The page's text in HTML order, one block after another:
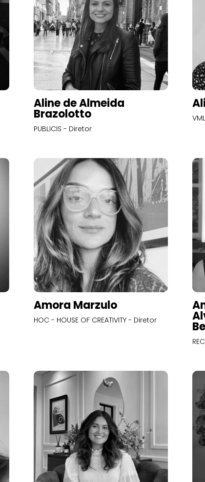
Aline de Almeida
Brazolotto
PUBLICIS - Diretor
Amora Marzulo
HOC - HOUSE OF CREATIVITY - Diretor